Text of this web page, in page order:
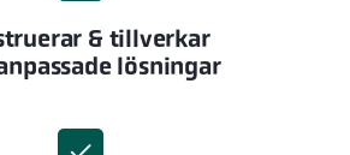
& tillverkar
lösningar